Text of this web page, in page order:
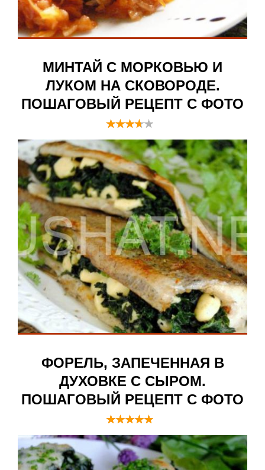
МИНТАЙ С МОРКОВЬЮ И
ЛУКОМ НА СКОВОРОДЕ.
ПОШАГОВЫЙ РЕЦЕПТ С ФОТО
ФОРЕЛЬ, ЗАПЕЧЕННАЯ В
ДУХОВКЕ С СЫРОМ.
ПОШАГОВЫЙ РЕЦЕПТ С ФОТО